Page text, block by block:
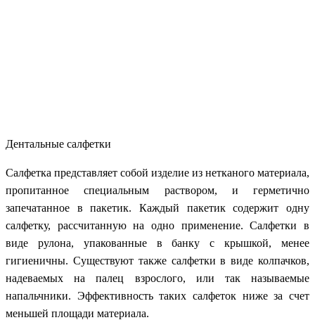
Дентальные салфетки
Салфетка представляет собой изделие из нетканого материала,
пропитанное специальным раствором, и герметично
запечатанное в пакетик. Каждый пакетик содержит одну
салфетку, рассчитанную на одно применение. Салфетки в
виде рулона, упакованные в банку с крышкой, менее
гигиеничны. Существуют также салфетки в виде колпачков,
надеваемых на палец взрослого, или так называемые
напальчники. Эффективность таких салфеток ниже за счет
меньшей площади материала.